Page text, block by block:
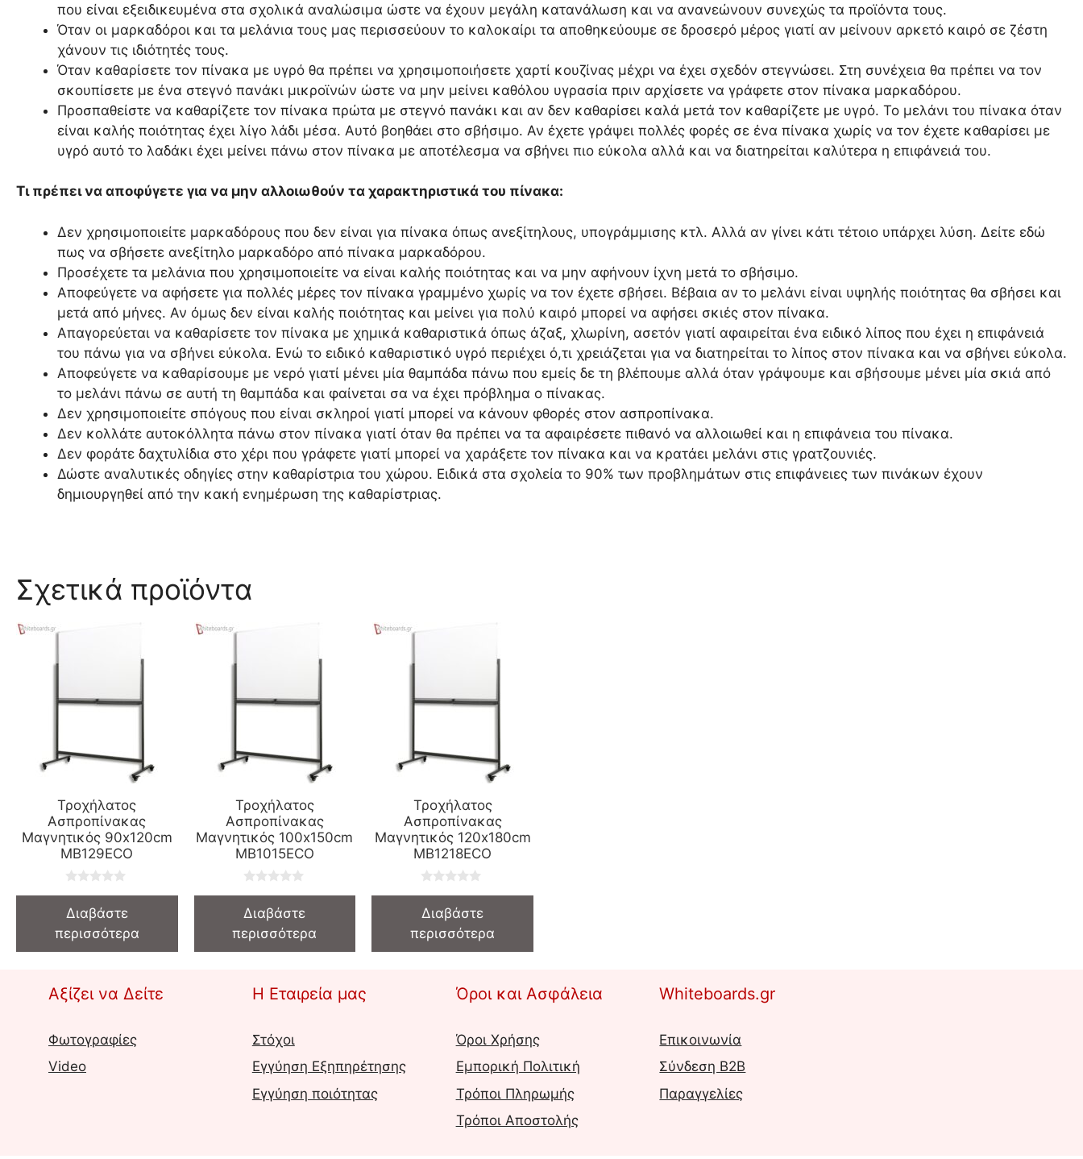
που είναι εξειδικευμένα στα σχολικά αναλώσιμα ώστε να έχουν μεγάλη κατανάλωση και να ανανεώνουν συνεχώς τα προϊόντα τους.
Όταν οι μαρκαδόροι και τα μελάνια τους μας περισσεύουν το καλοκαίρι τα αποθηκεύουμε σε δροσερό μέρος γιατί αν μείνουν αρκετό καιρό σε ζέστη
χάνουν τις ιδιότητές τους.
Όταν καθαρίσετε τον πίνακα με υγρό θα πρέπει να χρησιμοποιήσετε χαρτί κουζίνας μέχρι να έχει σχεδόν στεγνώσει. Στη συνέχεια θα πρέπει να τον
σκουπίσετε με ένα στεγνό πανάκι μικροϊνών ώστε να μην μείνει καθόλου υγρασία πριν αρχίσετε να γράφετε στον πίνακα μαρκαδόρου.
Προσπαθείστε να καθαρίζετε τον πίνακα πρώτα με στεγνό πανάκι και αν δεν καθαρίσει καλά μετά τον καθαρίζετε με υγρό. Το μελάνι του πίνακα όταν
είναι καλής ποιότητας έχει λίγο λάδι μέσα. Αυτό βοηθάει στο σβήσιμο. Αν έχετε γράψει πολλές φορές σε ένα πίνακα χωρίς να τον έχετε καθαρίσει με
υγρό αυτό το λαδάκι έχει μείνει πάνω στον πίνακα με αποτέλεσμα να σβήνει πιο εύκολα αλλά και να διατηρείται καλύτερα η επιφάνειά του.
Τι πρέπει να αποφύγετε για να μην αλλοιωθούν τα χαρακτηριστικά του πίνακα:
Δεν χρησιμοποιείτε μαρκαδόρους που δεν είναι για πίνακα όπως ανεξίτηλους, υπογράμμισης κτλ. Αλλά αν γίνει κάτι τέτοιο υπάρχει λύση. Δείτε εδώ
πως να σβήσετε ανεξίτηλο μαρκαδόρο από πίνακα μαρκαδόρου.
Προσέχετε τα μελάνια που χρησιμοποιείτε να είναι καλής ποιότητας και να μην αφήνουν ίχνη μετά το σβήσιμο.
Αποφεύγετε να αφήσετε για πολλές μέρες τον πίνακα γραμμένο χωρίς να τον έχετε σβήσει. Βέβαια αν το μελάνι είναι υψηλής ποιότητας θα σβήσει και
μετά από μήνες. Αν όμως δεν είναι καλής ποιότητας και μείνει για πολύ καιρό μπορεί να αφήσει σκιές στον πίνακα.
Απαγορεύεται να καθαρίσετε τον πίνακα με χημικά καθαριστικά όπως άζαξ, χλωρίνη, ασετόν γιατί αφαιρείται ένα ειδικό λίπος που έχει η επιφάνειά
του πάνω για να σβήνει εύκολα. Ενώ το ειδικό καθαριστικό υγρό περιέχει ό,τι χρειάζεται για να διατηρείται το λίπος στον πίνακα και να σβήνει εύκολα.
Αποφεύγετε να καθαρίσουμε με νερό γιατί μένει μία θαμπάδα πάνω που εμείς δε τη βλέπουμε αλλά όταν γράψουμε και σβήσουμε μένει μία σκιά από
το μελάνι πάνω σε αυτή τη θαμπάδα και φαίνεται σα να έχει πρόβλημα ο πίνακας.
Δεν χρησιμοποιείτε σπόγους που είναι σκληροί γιατί μπορεί να κάνουν φθορές στον ασπροπίνακα.
Δεν κολλάτε αυτοκόλλητα πάνω στον πίνακα γιατί όταν θα πρέπει να τα αφαιρέσετε πιθανό να αλλοιωθεί και η επιφάνεια του πίνακα.
Δεν φοράτε δαχτυλίδια στο χέρι που γράφετε γιατί μπορεί να χαράξετε τον πίνακα και να κρατάει μελάνι στις γρατζουνιές.
Δώστε αναλυτικές οδηγίες στην καθαρίστρια του χώρου. Ειδικά στα σχολεία το 90% των προβλημάτων στις επιφάνειες των πινάκων έχουν
δημιουργηθεί από την κακή ενημέρωση της καθαρίστριας.
Σχετικά προϊόντα
Τροχήλατος
Ασπροπίνακας
Μαγνητικός 90x120cm
MB129ECO
0
u
o
f
Διαβάστε
περισσότερα
Τροχήλατος
Ασπροπίνακας
Μαγνητικός 100x150cm
MB1015ECO
0
u
o
f
Διαβάστε
περισσότερα
Τροχήλατος
Ασπροπίνακας
Μαγνητικός 120x180cm
MB1218ECO
0
u
o
f
Διαβάστε
περισσότερα
Αξίζει να Δείτε
Φωτογραφίες
Video
Η Εταιρεία μας
Στόχοι
Εγγύηση Εξηπηρέτησης
Εγγύηση ποιότητας
Όροι και Ασφάλεια
Όροι Χρήσης
Εμπορική Πολιτική
Τρόποι Πληρωμής
Τρόποι Αποστολής
Whiteboards.gr
Επικοινωνία
Σύνδεση B2B
Παραγγελίες